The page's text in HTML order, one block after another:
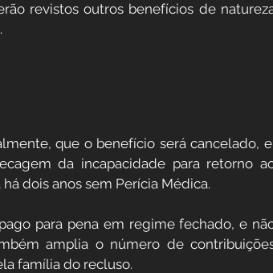
revistos outros benefícios de
que o benefício será cancelado,
da incapacidade para retorno
dois anos sem Perícia Médica.
para pena em regime fechado, e
amplia o número de
família do recluso.